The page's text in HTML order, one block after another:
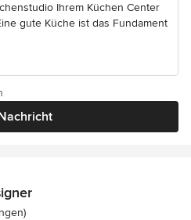
Ihrem Küchen Center
gute Küche ist das Fundament
5 von 5 Sternen